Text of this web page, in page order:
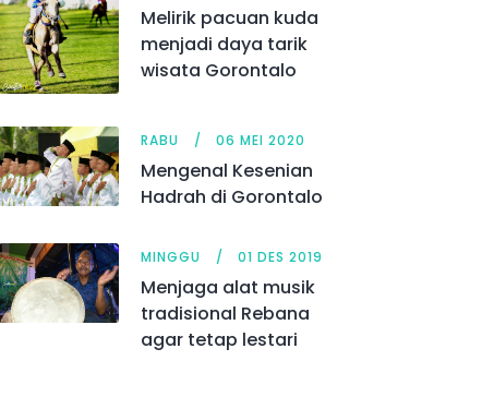
Melirik pacuan kuda
menjadi daya tarik
wisata Gorontalo
RABU 06 MEI 2020
Mengenal Kesenian
Hadrah di Gorontalo
MINGGU 01 DES 2019
Menjaga alat musik
tradisional Rebana
agar tetap lestari